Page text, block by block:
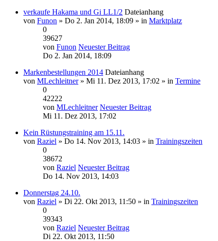
verkaufe Hakama und Gi LL1/2 Dateianhang
von Funon » Do 2. Jan 2014, 18:09 » in Marktplatz
0
39627
von Funon Neuester Beitrag
Do 2. Jan 2014, 18:09
Markenbestellungen 2014 Dateianhang
von MLechleitner» Mi 11. Dez 2013, 17:02 » in Termine
0
42222
von MLechleitner Neuester Beitrag
Mi 11. Dez 2013, 17:02
Kein Rüstungstraining am 15.11.
von Raziel » Do 14. Nov 2013, 14:03 » in Trainingszeiten
0
38672
von Raziel Neuester Beitrag
Do 14. Nov 2013, 14:03
Donnerstag 24.10.
von Raziel » Di 22. Okt 2013, 11:50 » in Trainingszeiten
0
39343
von Raziel Neuester Beitrag
Di 22. Okt 2013, 11:50